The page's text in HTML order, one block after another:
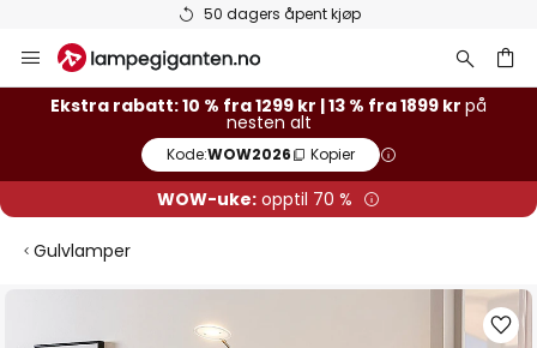
Varer på lager sendes raskt
Hopp
til
innhold
Ekstra rabatt: 10 % fra 1299 kr | 13 % fra 1899 kr på
nesten alt
Kode:WOW2026 Kopier
WOW-uke: opptil 70 %
Gulvlamper